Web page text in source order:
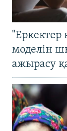
моделін
ажырасу